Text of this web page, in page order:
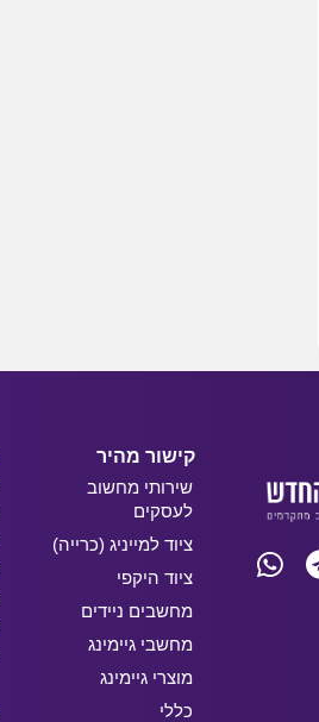
קישור מהיר
שירותי מחשוב
לעסקים
ציוד למייניג (כרייה)
ציוד היקפי
מחשבים ניידים
מחשבי גיימינג
מוצרי גיימינג
כללי